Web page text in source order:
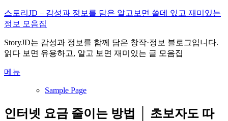
내
용
로
바
가
스토리JD – 감성과 정보를 담은 알고보면 쓸데 있고 재미있는
정보 모음집
StoryJD는 감성과 정보를 함께 담은 창작·정보 블로그입니다.
읽다 보면 유용하고, 알고 보면 재미있는 글 모음집
메뉴
Sample Page
인터넷 요금 줄이는 방법 │ 초보자도 따